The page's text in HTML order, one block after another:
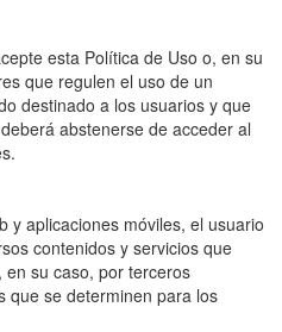
esta Política de Uso o, en su
que regulen el uso de un
destinado a los usuarios y que
abstenerse de acceder al
y aplicaciones móviles, el usuario
contenidos y servicios que
su caso, por terceros
que se determinen para los